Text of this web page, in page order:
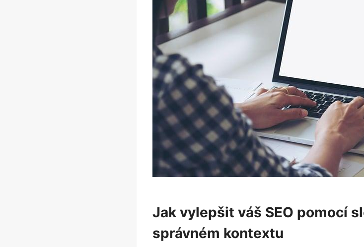
Jak ⁤vylepšit váš⁤ SEO ‍pomocí
správném kontextu